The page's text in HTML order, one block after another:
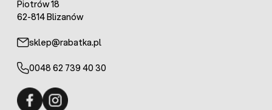
Piotrów 18
62-814 Blizanów
sklep@rabatka.pl
0048 62 739 40 30